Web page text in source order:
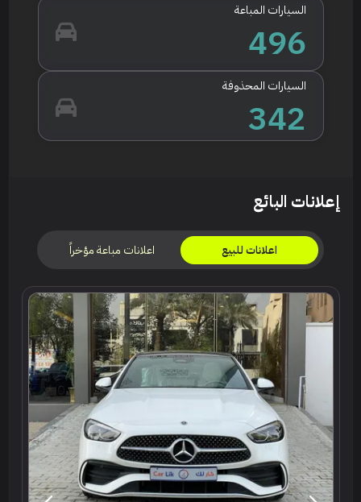
السيارات المباعة
496
السيارات المحذوفة
342
إعلانات البائع
اعلانات للبيع اعلانات مباعة مؤخراً